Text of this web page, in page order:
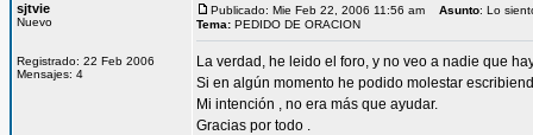
sjtvie
Nuevo
Registrado: 22 Feb 2006
Mensajes: 4
Publicado: Mie Feb 22, 2006 11:56 am Asunto: Lo
Tema: PEDIDO DE ORACION
La verdad, he leido el foro, y no veo a nadie que
Si en algún momento he podido molestar
Mi intención , no era más que ayudar.
Gracias por todo .